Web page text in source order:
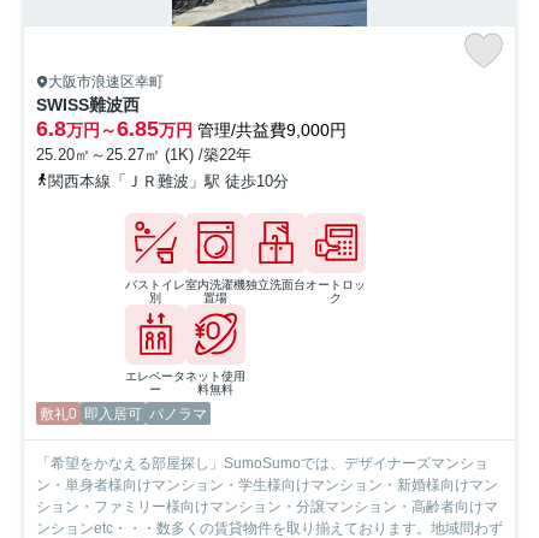
大阪市浪速区幸町
SWISS難波西
6.8万円～6.85万円 管理/共益費9,000円
25.20㎡～25.27㎡ (1K) /築22年
関西本線「ＪＲ難波」駅 徒歩10分
バストイレ
別
室内洗濯機
置場
独立洗面台オートロッ
ク
エレベータ
ー
ネット使用
料無料
敷礼0 即入居可 パノラマ
「希望をかなえる部屋探し」SumoSumoでは、デザイナーズマンショ
ン・単身者様向けマンション・学生様向けマンション・新婚様向けマン
ション・ファミリー様向けマンション・分譲マンション・高齢者向けマ
ンションetc・・・数多くの賃貸物件を取り揃えております。地域問わず